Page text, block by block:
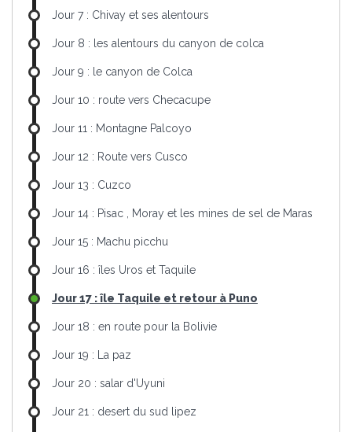
Jour 7 : Chivay et ses alentours
Jour 8 : les alentours du canyon de colca
Jour 9 : le canyon de Colca
Jour 10 : route vers Checacupe
Jour 11 : Montagne Palcoyo
Jour 12 : Route vers Cusco
Jour 13 : Cuzco
Jour 14 : Pisac , Moray et les mines de sel de Maras
Jour 15 : Machu picchu
Jour 16 : îles Uros et Taquile
Jour 17 : île Taquile et retour à Puno
Jour 18 : en route pour la Bolivie
Jour 19 : La paz
Jour 20 : salar d'Uyuni
Jour 21 : desert du sud lipez